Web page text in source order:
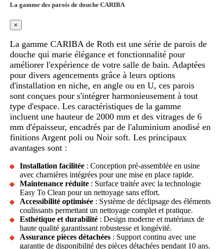
La gamme des parois de douche CARIBA
×
La gamme CARIBA de Roth est une série de parois de
douche qui marie élégance et fonctionnalité pour
améliorer l'expérience de votre salle de bain. Adaptées
pour divers agencements grâce à leurs options
d'installation en niche, en angle ou en U, ces parois
sont conçues pour s'intégrer harmonieusement à tout
type d'espace. Les caractéristiques de la gamme
incluent une hauteur de 2000 mm et des vitrages de 6
mm d'épaisseur, encadrés par de l'aluminium anodisé en
finitions Argent poli ou Noir soft. Les principaux
avantages sont :
Installation facilitée : Conception pré-assemblée en usine
avec charnières intégrées pour une mise en place rapide.
Maintenance réduite : Surface traitée avec la technologie
Easy To Clean pour un nettoyage sans effort.
Accessibilité optimisée : Système de déclipsage des éléments
coulissants permettant un nettoyage complet et pratique.
Esthétique et durabilité : Design moderne et matériaux de
haute qualité garantissant robustesse et longévité.
Assurance pièces détachées : Support continu avec une
garantie de disponibilité des pièces détachées pendant 10 ans.